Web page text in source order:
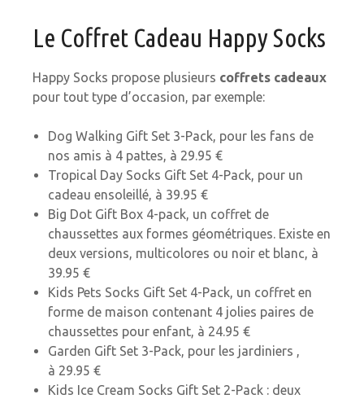
Le Coffret Cadeau Happy Socks
Happy Socks propose plusieurs coffrets cadeaux
pour tout type d’occasion, par exemple:
Dog Walking Gift Set 3-Pack, pour les fans de
nos amis à 4 pattes, à 29.95 €
Tropical Day Socks Gift Set 4-Pack, pour un
cadeau ensoleillé, à 39.95 €
Big Dot Gift Box 4-pack, un coffret de
chaussettes aux formes géométriques. Existe en
deux versions, multicolores ou noir et blanc, à
39.95 €
Kids Pets Socks Gift Set 4-Pack, un coffret en
forme de maison contenant 4 jolies paires de
chaussettes pour enfant, à 24.95 €
Garden Gift Set 3-Pack, pour les jardiniers ,
à 29.95 €
Kids Ice Cream Socks Gift Set 2-Pack : deux